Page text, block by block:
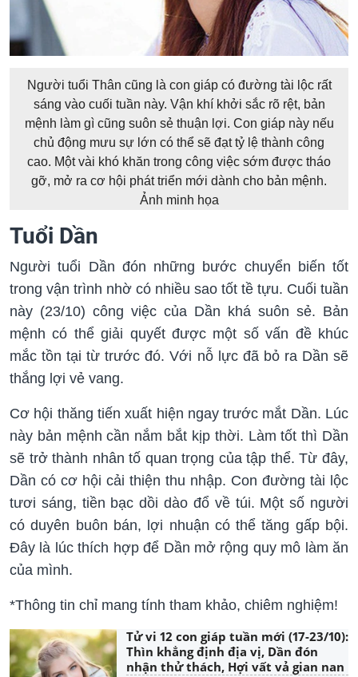
Người tuổi Thân cũng là con giáp có đường tài lộc rất
sáng vào cuối tuần này. Vận khí khởi sắc rõ rệt, bản
mệnh làm gì cũng suôn sẻ thuận lợi. Con giáp này nếu
chủ động mưu sự lớn có thể sẽ đạt tỷ lệ thành công
cao. Một vài khó khăn trong công việc sớm được tháo
gỡ, mở ra cơ hội phát triển mới dành cho bản mệnh.
Ảnh minh họa
Tuổi Dần
Người tuổi Dần đón những bước chuyển biến tốt
trong vận trình nhờ có nhiều sao tốt tề tựu. Cuối tuần
này (23/10) công việc của Dần khá suôn sẻ. Bản
mệnh có thể giải quyết được một số vấn đề khúc
mắc tồn tại từ trước đó. Với nỗ lực đã bỏ ra Dần sẽ
thắng lợi vẻ vang.
Cơ hội thăng tiến xuất hiện ngay trước mắt Dần. Lúc
này bản mệnh cần nắm bắt kịp thời. Làm tốt thì Dần
sẽ trở thành nhân tố quan trọng của tập thể. Từ đây,
Dần có cơ hội cải thiện thu nhập. Con đường tài lộc
tươi sáng, tiền bạc dồi dào đổ về túi. Một số người
có duyên buôn bán, lợi nhuận có thể tăng gấp bội.
Đây là lúc thích hợp để Dần mở rộng quy mô làm ăn
của mình.
*Thông tin chỉ mang tính tham khảo, chiêm nghiệm!
Tử vi 12 con giáp tuần mới (17-23/10):
Thìn khẳng định địa vị, Dần đón
nhận thử thách, Hợi vất vả gian nan